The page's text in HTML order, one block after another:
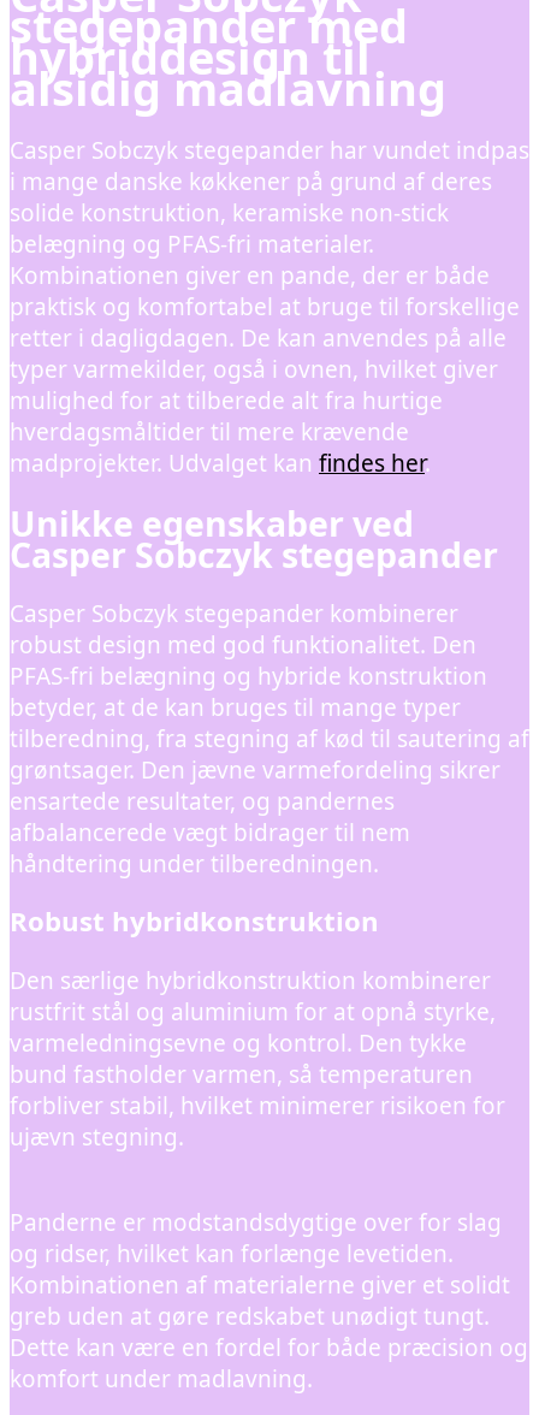
stegepander med
hybriddesign til
alsidig madlavning
Casper Sobczyk stegepander har vundet indpas
i mange danske køkkener på grund af deres
solide konstruktion, keramiske non-stick
belægning og PFAS‑fri materialer.
Kombinationen giver en pande, der er både
praktisk og komfortabel at bruge til forskellige
retter i dagligdagen. De kan anvendes på alle
typer varmekilder, også i ovnen, hvilket giver
mulighed for at tilberede alt fra hurtige
hverdagsmåltider til mere krævende
madprojekter. Udvalget kan findes her.
Unikke egenskaber ved
Casper Sobczyk stegepander
Casper Sobczyk stegepander kombinerer
robust design med god funktionalitet. Den
PFAS-fri belægning og hybride konstruktion
betyder, at de kan bruges til mange typer
tilberedning, fra stegning af kød til sautering af
grøntsager. Den jævne varmefordeling sikrer
ensartede resultater, og pandernes
afbalancerede vægt bidrager til nem
håndtering under tilberedningen.
Robust hybridkonstruktion
Den særlige hybridkonstruktion kombinerer
rustfrit stål og aluminium for at opnå styrke,
varmeledningsevne og kontrol. Den tykke
bund fastholder varmen, så temperaturen
forbliver stabil, hvilket minimerer risikoen for
ujævn stegning.
Panderne er modstandsdygtige over for slag
og ridser, hvilket kan forlænge levetiden.
Kombinationen af materialerne giver et solidt
greb uden at gøre redskabet unødigt tungt.
Dette kan være en fordel for både præcision og
komfort under madlavning.